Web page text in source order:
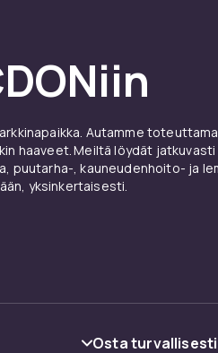
Autamme
haaveet. Meiltä löydät jatkuvasti
puutarha-, kauneudenhoito- ja
yksinkertaisesti.
Osta turvallisesti